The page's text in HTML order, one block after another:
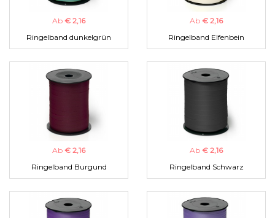
Ab € 2,16
Ringelband dunkelgrün
Ab € 2,16
Ringelband Elfenbein
Ab € 2,16
Ringelband Burgund
Ab € 2,16
Ringelband Schwarz